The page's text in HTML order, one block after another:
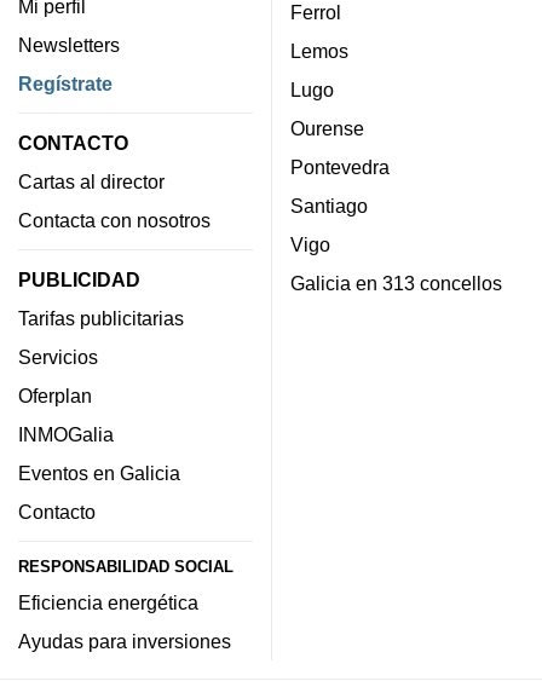
Mi perfil
Newsletters
Regístrate
CONTACTO
Cartas al director
Contacta con nosotros
PUBLICIDAD
Tarifas publicitarias
Servicios
Oferplan
INMOGalia
Eventos en Galicia
Contacto
RESPONSABILIDAD SOCIAL
Eficiencia energética
Ayudas para inversiones
Ferrol
Lemos
Lugo
Ourense
Pontevedra
Santiago
Vigo
Galicia en 313 concellos